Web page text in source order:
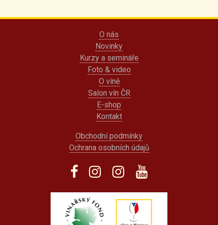
O nás
Novinky
Kurzy a semináře
Foto & video
O víně
Salon vín ČR
E-shop
Kontakt
Obchodní podmínky
Ochrana osobních údajů